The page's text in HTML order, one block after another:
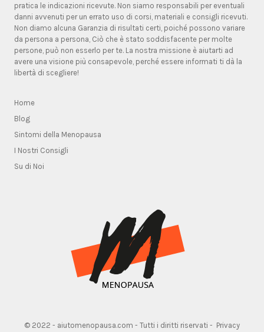
pratica le indicazioni ricevute. Non siamo responsabili per eventuali
danni avvenuti per un errato uso di corsi, materiali e consigli ricevuti.
Non diamo alcuna Garanzia di risultati certi, poiché possono variare
da persona a persona, Ciò che è stato soddisfacente per molte
persone, può non esserlo per te. La nostra missione è aiutarti ad
avere una visione più consapevole, perché essere informati ti dà la
libertà di scegliere!
Home
Blog
Sintomi della Menopausa
I Nostri Consigli
Su di Noi
© 2022 - aiutomenopausa.com - Tutti i diritti riservati - Privacy